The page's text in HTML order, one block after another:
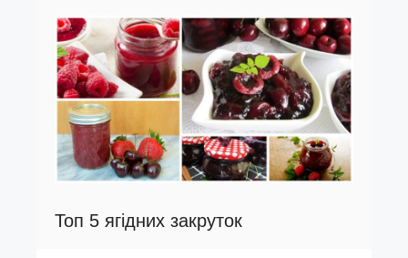
Топ 5 ягідних закруток